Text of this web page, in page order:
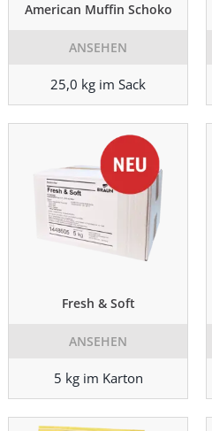
American Muffin Schoko
ANSEHEN
25,0 kg im Sack
Fresh & Soft
ANSEHEN
5 kg im Karton